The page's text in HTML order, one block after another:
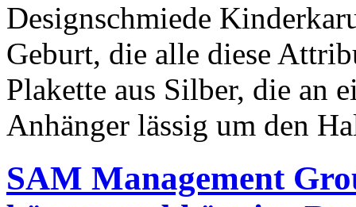
Designschmiede
Geburt, die alle diese
Plakette aus Silber, die an
Anhänger lässig um den
SAM Management